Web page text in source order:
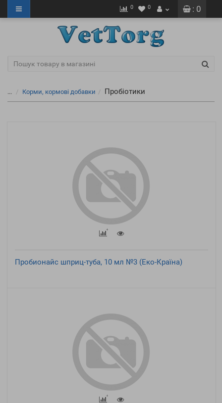
: 0
0 0
... Корми, кормові добавки Пробіотики
Пробионайс шприц-туба, 10 мл №3 (Еко-Країна)